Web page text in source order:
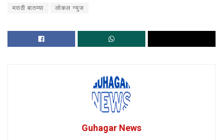
मराठी बातम्या लोकल न्युज
Guhagar News